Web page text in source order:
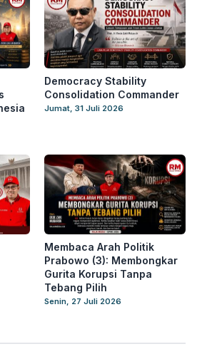
Democracy Stability
Consolidation Commander
Jumat, 31 Juli 2026
Membaca Arah Politik
Prabowo (3): Membongkar
Gurita Korupsi Tanpa
Tebang Pilih
Senin, 27 Juli 2026